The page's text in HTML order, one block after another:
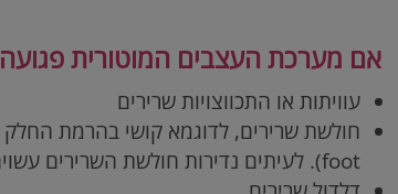
אם מערכת העצבים המוטורית
עוויתות או התכווצויות שרירים
חולשת שרירים, לדוגמא קושי בהרמת
foot). לעיתים נדירות חולשת השרירים